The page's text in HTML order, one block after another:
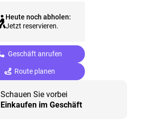
Heute noch abholen:
Jetzt reservieren.
Geschäft anrufen
Route planen
Schauen Sie vorbei
Einkaufen im Geschäft